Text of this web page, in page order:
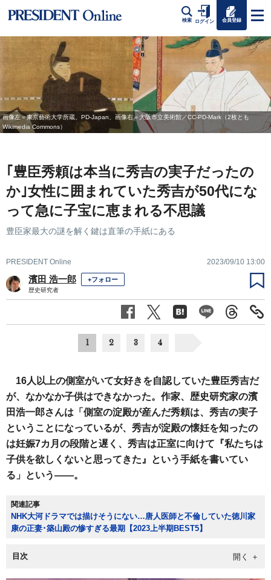
検索 ログイン 会員登録
画像左＝東京藝術大学所蔵、PD-Japan、画像右＝大阪市立美術館／CC-PD-Mark（2枚とも
Wikimedia Commons）
｢豊臣秀頼は本当に秀吉の実子だったの
か｣女性に囲まれていた秀吉が50代にな
って急に子宝に恵まれる不思議
豊臣家最大の謎を解く鍵は直筆の手紙にある
PRESIDENT Online 2023/09/10 13:00
濱田 浩一郎 +フォロー
歴史研究者
1 2 3 4
16人以上の側室がいて女好きを自認していた豊臣秀吉だ
が、なかなか子供はできなかった。作家、歴史研究家の濱
田浩一郎さんは「側室の淀殿が産んだ秀頼は、秀吉の実子
ということになっているが、秀吉が淀殿の懐妊を知ったの
は妊娠7カ月の段階と遅く、秀吉は正室に向けて『私たちは
子供を欲しくないと思ってきた』という手紙を書いてい
る」という――。
関連記事
NHK大河ドラマでは描けそうにない…唐人医師と不倫していた徳川家
康の正妻･築山殿の惨すぎる最期【2023上半期BEST5】
目次